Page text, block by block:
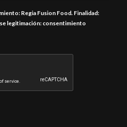
Regia Fusion Food. Finalidad:
legitimación: consentimiento